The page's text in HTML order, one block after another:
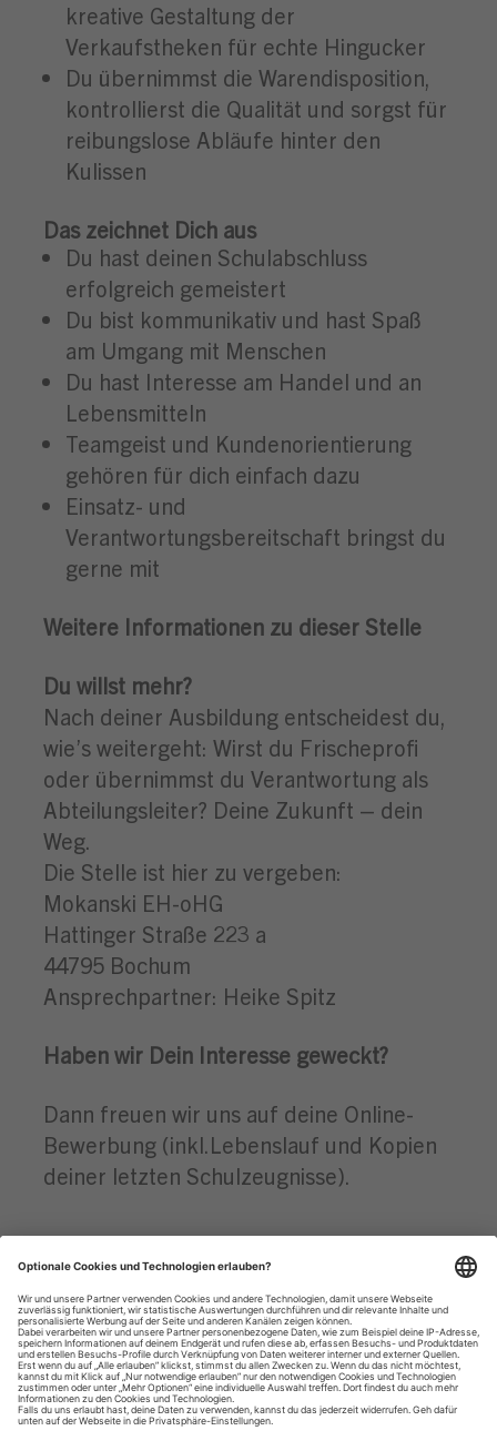
kreative Gestaltung der
Verkaufstheken für echte Hingucker
Du übernimmst die Warendisposition,
kontrollierst die Qualität und sorgst für
reibungslose Abläufe hinter den
Kulissen
Das zeichnet Dich aus
Du hast deinen Schulabschluss
erfolgreich gemeistert
Du bist kommunikativ und hast Spaß
am Umgang mit Menschen
Du hast Interesse am Handel und an
Lebensmitteln
Teamgeist und Kundenorientierung
gehören für dich einfach dazu
Einsatz- und
Verantwortungsbereitschaft bringst du
gerne mit
Weitere Informationen zu dieser Stelle
Du willst mehr?
Nach deiner Ausbildung entscheidest du,
wie’s weitergeht: Wirst du Frischeprofi
oder übernimmst du Verantwortung als
Abteilungsleiter? Deine Zukunft – dein
Weg.
Die Stelle ist hier zu vergeben:
Mokanski EH-oHG
Hattinger Straße 223 a
44795 Bochum
Ansprechpartner: Heike Spitz
Haben wir Dein Interesse geweckt?
Dann freuen wir uns auf deine Online-
Bewerbung (inkl.Lebenslauf und Kopien
deiner letzten Schulzeugnisse).
Datenschutzhinweise
Impressum